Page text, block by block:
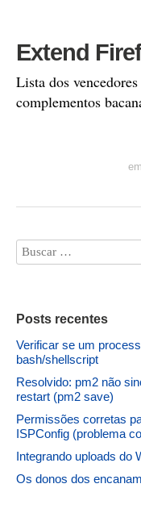
Extend
Lista dos
complementos
em
Posts recentes
Verificar se um
bash/shellscript
Resolvido: pm2 não
restart (pm2 save)
Permissões corretas
ISPConfig (problema
Integrando uploads do
Os donos dos